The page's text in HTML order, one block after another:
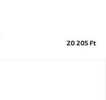
20 205 Ft